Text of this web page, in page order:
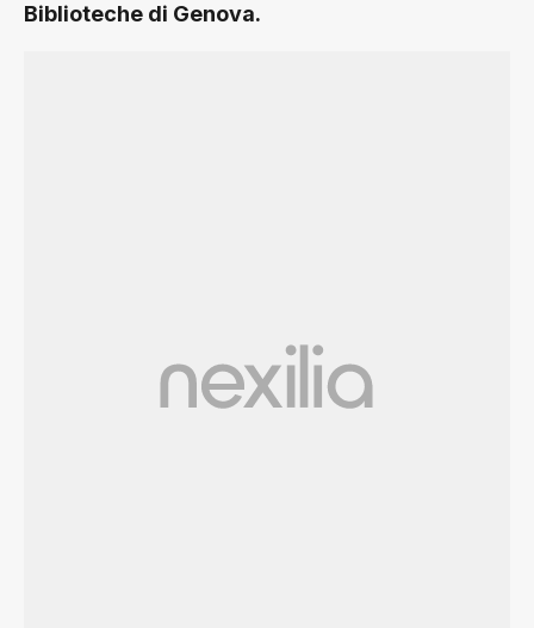
Biblioteche di Genova.